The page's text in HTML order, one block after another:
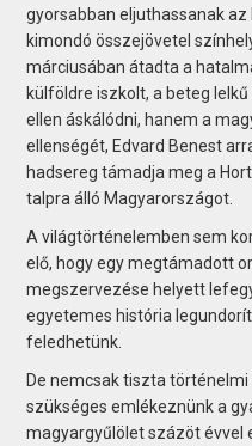
gyorsabban eljuthassanak
kimondó összejövetel
márciusában átadta a
külföldre iszkolt, a beteg
ellen áskálódni, hanem a
ellenségét, Edvard Benest
hadsereg támadja meg a
talpra álló Magyarországot.
A világtörténelemben sem
elő, hogy egy megtámadott
megszervezése helyett
egyetemes história
feledhetünk.
De nemcsak tiszta
szükséges emlékeznünk a
magyargyűlölet százöt